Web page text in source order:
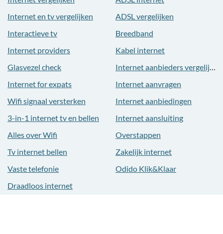
Internet en tv vergelijken
Interactieve tv
Internet providers
Glasvezel check
Internet for expats
Wifi signaal versterken
3-in-1 internet tv en bellen
Alles over Wifi
Tv internet bellen
Vaste telefonie
Draadloos internet
ADSL vergelijken
Breedband
Kabel internet
Internet aanbieders vergelijken
Internet aanvragen
Internet aanbiedingen
Internet aansluiting
Overstappen
Zakelijk internet
Odido Klik&Klaar